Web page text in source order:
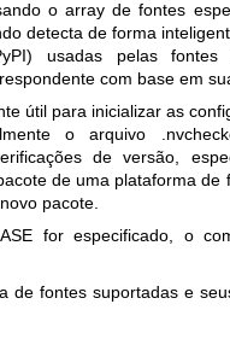
o array de fontes
detecta de forma
usadas pelas
com base em
útil para inicializar as
o arquivo
de versão,
de uma plataforma
pacote.
for especificado, o
de fontes suportadas e